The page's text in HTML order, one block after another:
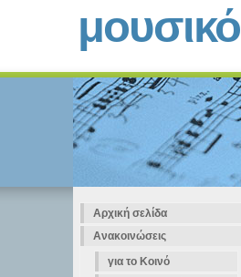
μουσικό
Αρχική σελίδα
Ανακοινώσεις
για το Κοινό